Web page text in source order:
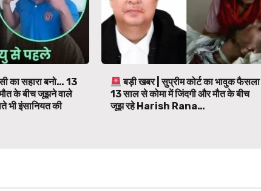
का सहारा बनो… 13
के बीच जूझने वाले
भी इंसानियत की
बड़ी खबर | सुप्रीम कोर्ट का भावुक फैसला
13 साल से कोमा में जिंदगी और मौत के बीच
जूझ रहे Harish Rana…